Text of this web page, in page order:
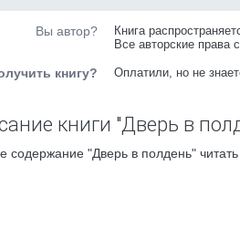
Вы автор?
Книга
Все авторские права
книгу? Оплатили, но не
книги "Дверь в
содержание "Дверь в полдень"